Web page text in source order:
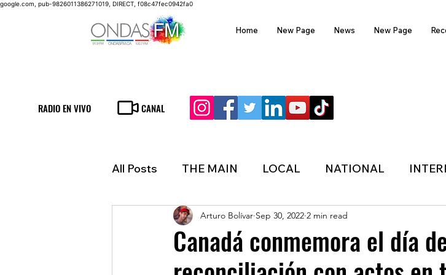
google.com, pub-9826011386271019, DIRECT, f08c47fec0942fa0
Home New Page News New Page
RADIO EN VIVO CANAL
All Posts THE MAIN LOCAL NATIONAL
LIFESTYLE FINANCE TECHNOLOGY
INMIGRATION WEATHER POLITIC
Canadá conmemora el día
Arturo Bolívar Sep 30, 2022 2 min read